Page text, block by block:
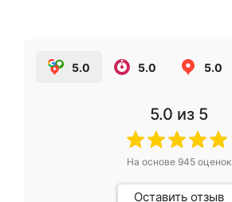
5.0 5.0 5.0
5.0 из 5
На основе 945оценок
Оставить отзыв